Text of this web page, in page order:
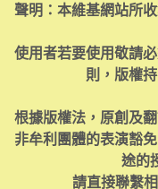
聲明：本維基網站所
使用者若要使用敬請
則，版權
根據版權法，原創及
非牟利團體的表演豁
途的
請直接聯繫